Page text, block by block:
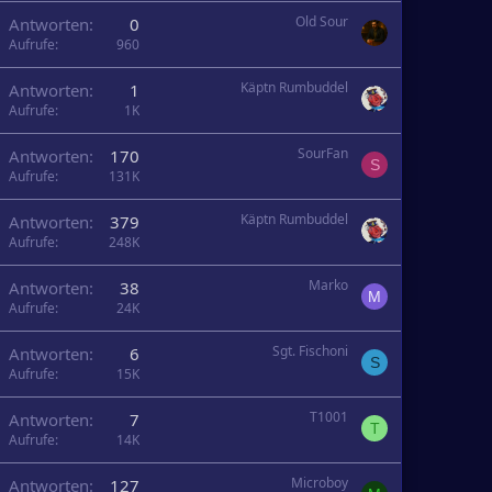
Antworten 0
Aufrufe 960
Old Sour
Antworten 1
Aufrufe 1K
Käptn Rumbuddel
Antworten 170
Aufrufe 131K
SourFan
S
Antworten 379
Aufrufe 248K
Käptn Rumbuddel
Antworten 38
Aufrufe 24K
Marko
M
Antworten 6
Aufrufe 15K
Sgt. Fischoni
S
Antworten 7
Aufrufe 14K
T1001
T
Antworten 127 Microboy